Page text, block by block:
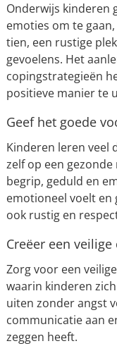
Onderwijs kinderen
emoties om te
tien, een rustige
gevoelens. Het
copingstrategieën
positieve manier te
Geef het goede
Kinderen leren veel
zelf op een
begrip, geduld en
emotioneel voelt en
ook rustig en
Creëer een
Zorg voor een
waarin kinderen
uiten zonder angst
communicatie aan
zeggen heeft.